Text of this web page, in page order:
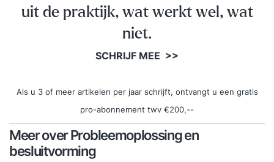
uit de praktijk, wat werkt wel, wat
niet.
SCHRIJF MEE >>
Als u 3 of meer artikelen per jaar schrijft, ontvangt u een gratis
pro-abonnement twv €200,--
Meer over Probleemoplossing en
besluitvorming